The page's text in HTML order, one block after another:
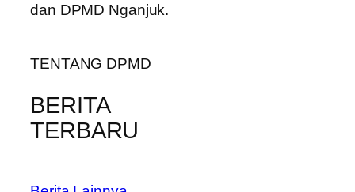
dan DPMD Nganjuk.
TENTANG DPMD
BERITA
TERBARU